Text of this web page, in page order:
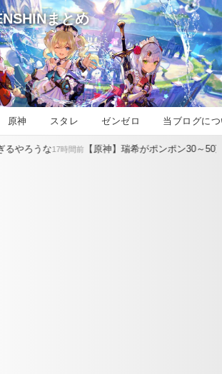
まとめ
原神 スタレ ゼンゼロ 当ブログに
前【原神】瑞希がポンポン30～50万ダメ出し続けて